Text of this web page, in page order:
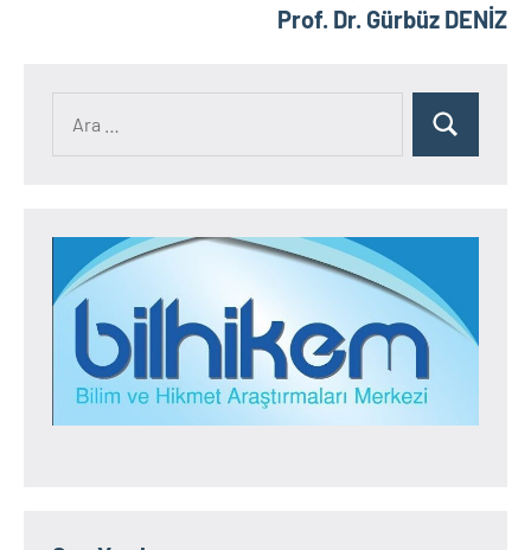
Prof. Dr. Gürbüz DENİZ
Ara